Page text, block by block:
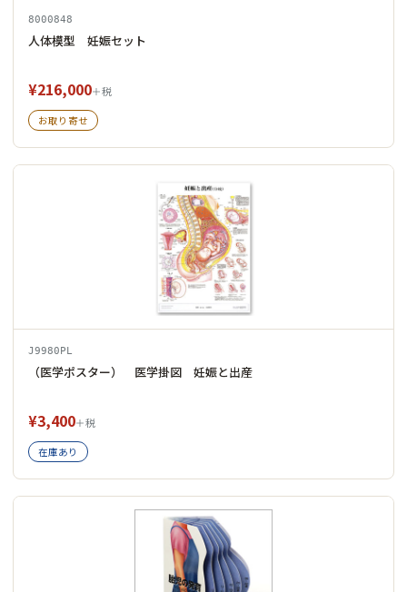
8000848
人体模型 妊娠セット
¥216,000＋税
お取り寄せ
J9980PL
（医学ポスター） 医学掛図 妊娠と出産
¥3,400＋税
在庫あり